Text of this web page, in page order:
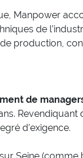
Manpower
de
production,
de
d’exigence.